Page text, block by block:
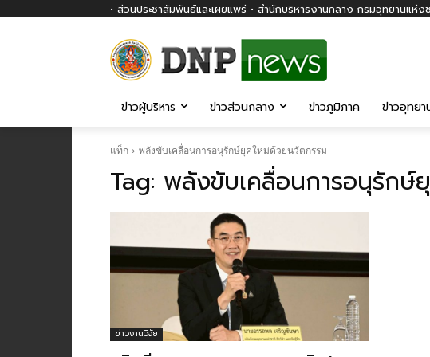
• ส่วนประชาสัมพันธ์และเผยแพร่ • สำนักบริหารงานกลาง กรมอุทยานแห่
ข่าวผู้บริหาร ข่าวส่วนกลาง ข่าวภูมิภาค ข่าวอุทย
แท็ก พลังขับเคลื่อนการอนุรักษ์ยุคใหม่ด้วยนวัตกรรม
Tag: พลังขับเคลื่อนการอนุรักษ์
ข่าวงานวิจัย